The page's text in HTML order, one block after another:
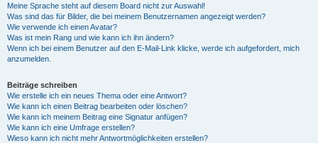
Meine Sprache steht auf diesem Board nicht zur Auswahl!
Was sind das für Bilder, die bei meinem Benutzernamen angezeigt werden?
Wie verwende ich einen Avatar?
Was ist mein Rang und wie kann ich ihn ändern?
Wenn ich bei einem Benutzer auf den E-Mail-Link klicke, werde ich aufgefordert, mich
anzumelden.
Beiträge schreiben
Wie erstelle ich ein neues Thema oder eine Antwort?
Wie kann ich einen Beitrag bearbeiten oder löschen?
Wie kann ich meinem Beitrag eine Signatur anfügen?
Wie kann ich eine Umfrage erstellen?
Wieso kann ich nicht mehr Antwortmöglichkeiten erstellen?